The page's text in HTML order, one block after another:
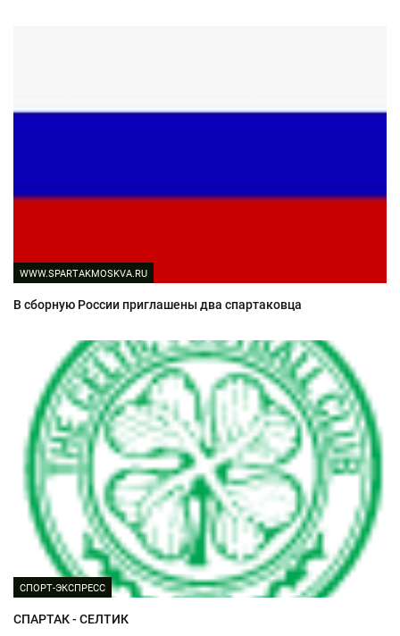
WWW.SPARTAKMOSKVA.RU
В сборную России приглашены два спартаковца
СПОРТ-ЭКСПРЕСС
СПАРТАК - СЕЛТИК